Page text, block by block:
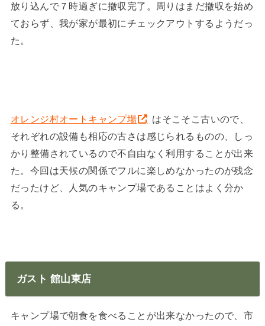
放り込んで７時過ぎに撤収完了。周りはまだ撤収を始め
ておらず、我が家が最初にチェックアウトするようだっ
た。
オレンジ村オートキャンプ場
はそこそこ古いので、
それぞれの設備も相応の古さは感じられるものの、しっ
かり整備されているので不自由なく利用することが出来
た。今回は天候の関係でフルに楽しめなかったのが残念
だったけど、人気のキャンプ場であることはよく分か
る。
ガスト 館山東店
キャンプ場で朝食を食べることが出来なかったので、市